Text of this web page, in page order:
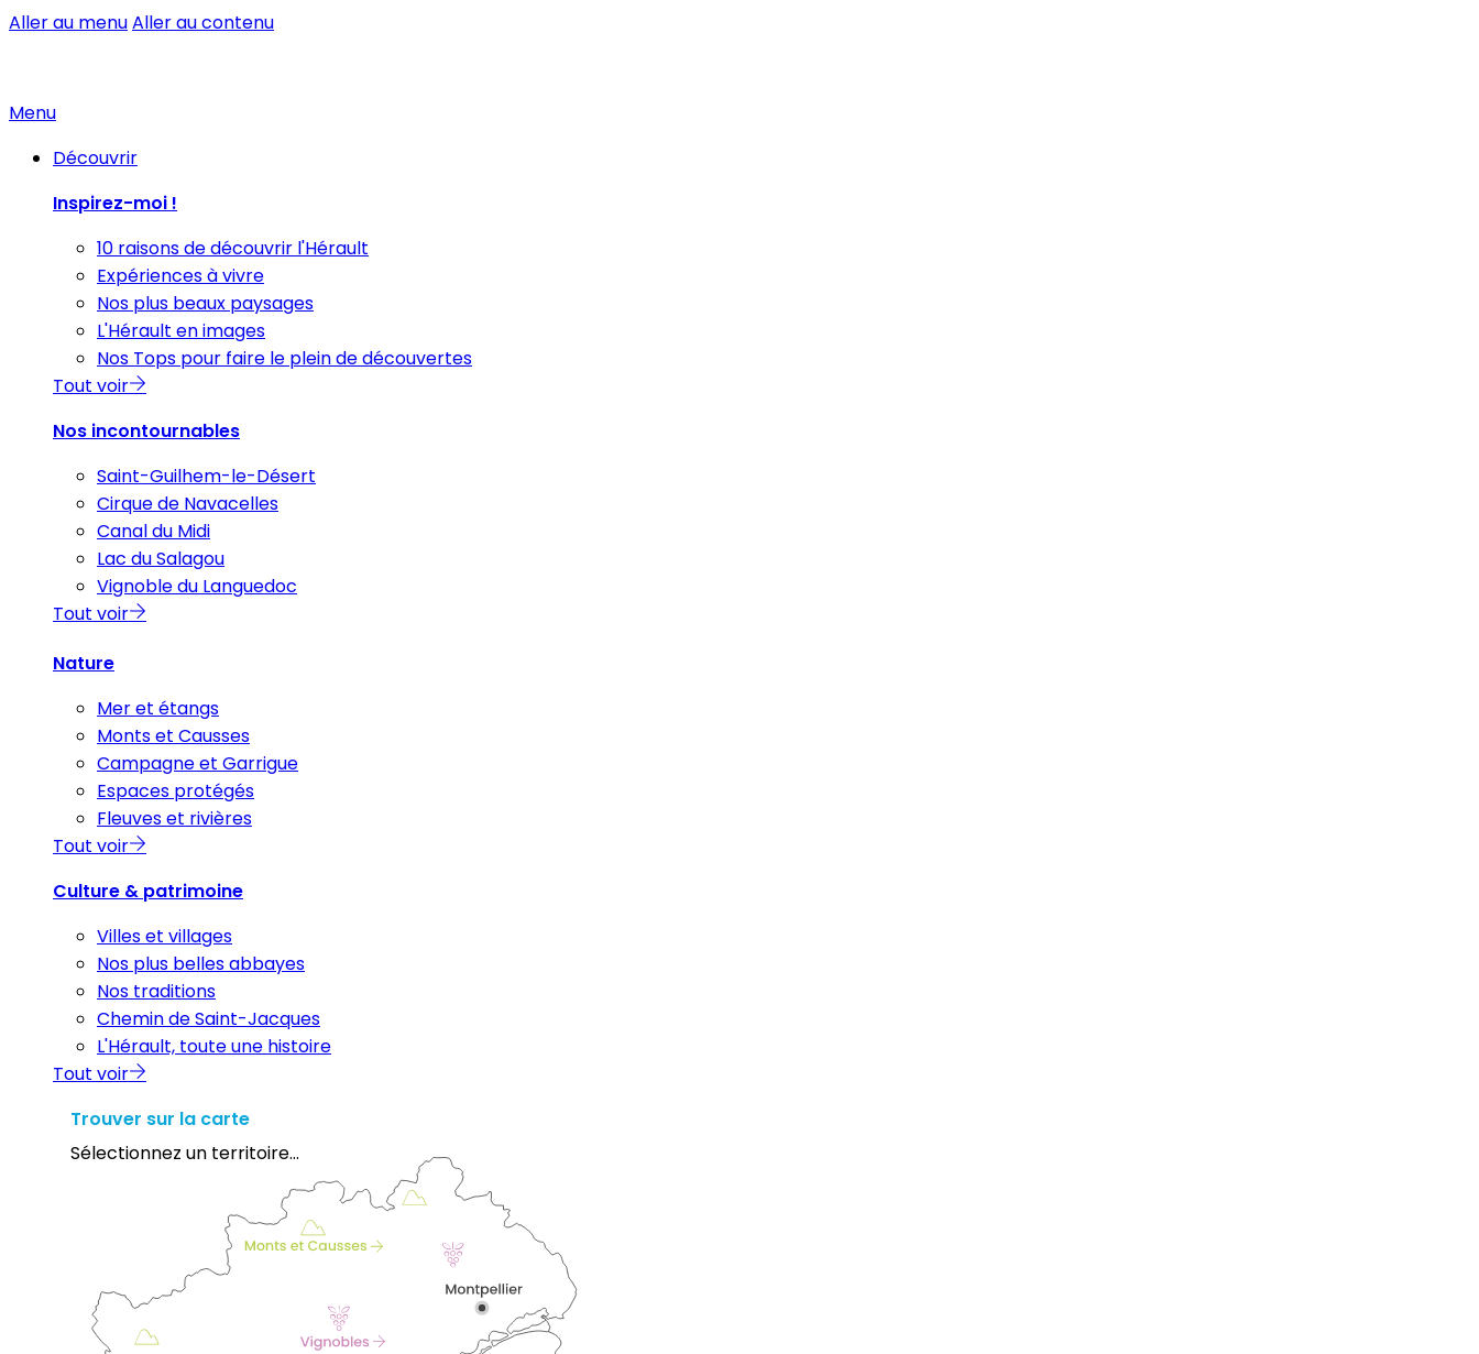
Aller au menuAller au contenu
Menu
Découvrir
Inspirez-moi !
10 raisons de découvrir l'Hérault
Expériences à vivre
Nos plus beaux paysages
L'Hérault en images
Nos Tops pour faire le plein de découvertes
Tout voir
Nos incontournables
Saint-Guilhem-le-Désert
Cirque de Navacelles
Canal du Midi
Lac du Salagou
Vignoble du Languedoc
Tout voir
Nature
Mer et étangs
Monts et Causses
Campagne et Garrigue
Espaces protégés
Fleuves et rivières
Tout voir
Culture & patrimoine
Villes et villages
Nos plus belles abbayes
Nos traditions
Chemin de Saint-Jacques
L'Hérault, toute une histoire
Tout voir
Trouver sur la carte
Sélectionnez un territoire...